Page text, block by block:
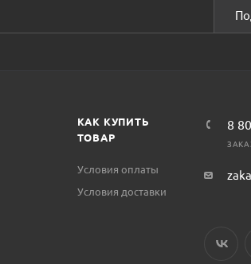
КАК КУПИТЬ
ТОВАР
Условия оплаты
Условия доставки
8